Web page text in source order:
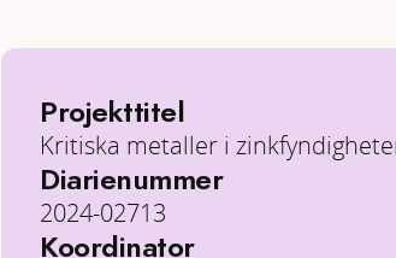
Projekttitel
Kritiska metaller i
Diarienummer
2024-02713
Koordinator